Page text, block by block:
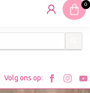
0
Volg ons op:
Bezoek